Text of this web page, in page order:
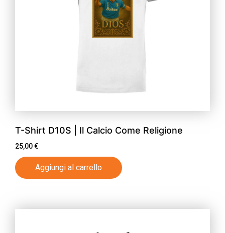
T-Shirt D10S | Il Calcio Come Religione
25,00€
Aggiungi al carrello